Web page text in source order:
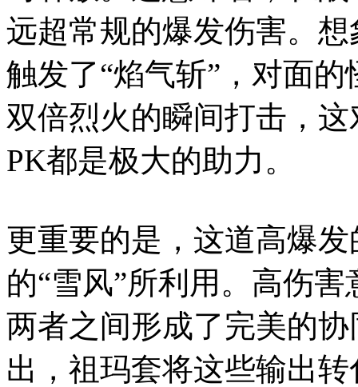
远超常规的爆发伤害。
触发了“焰气斩”，对面
双倍烈火的瞬间打击，
PK都是极大的助力。
更重要的是，这道高爆
的“雪风”所利用。高伤
两者之间形成了完美的
出，祖玛套将这些输出